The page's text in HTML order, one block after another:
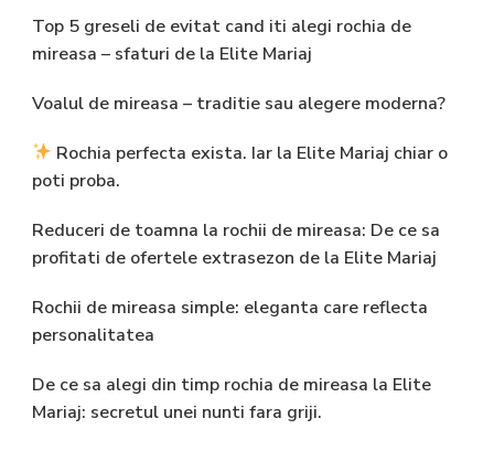
Top 5 greseli de evitat cand iti alegi rochia de
mireasa – sfaturi de la Elite Mariaj
Voalul de mireasa – traditie sau alegere moderna?
Rochia perfecta exista. Iar la Elite Mariaj chiar o
poti proba.
Reduceri de toamna la rochii de mireasa: De ce sa
profitati de ofertele extrasezon de la Elite Mariaj
Rochii de mireasa simple: eleganta care reflecta
personalitatea
De ce sa alegi din timp rochia de mireasa la Elite
Mariaj: secretul unei nunti fara griji.